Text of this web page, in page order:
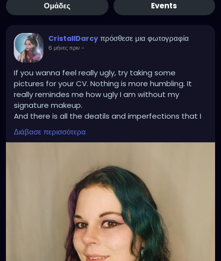
Ομάδες Events
CristallDarcy πρόσθεσε μια φωτογραφία
6 μήνες πριν -
If you wanna feel really ugly, try taking some
pictures for your CV. Nothing is more humbling. It
really remindes me how ugly I am without my
signature makeup.
And there is all the deatils and imperfections that I
noticed. like why is my right eyelid more hooded and
hanging than my left?? If i look right in the camera I
But taking CV pics is also somehow funny: The
reality of that person smilig at you professionaly
from that picture, was to be kneeling on the floor in
front of some white curtains, wearing a neat button
down shit and dirty sweatpants with a care bear
Διάβασε περισσότερα